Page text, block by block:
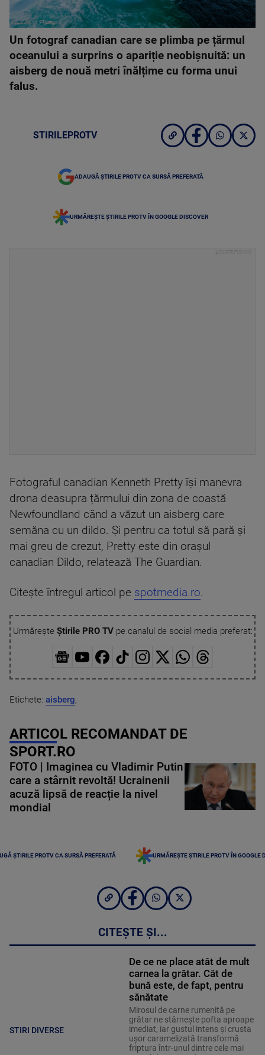
Un fotograf canadian care se plimba pe țărmul
oceanului a surprins o apariție neobișnuită: un
aisberg de nouă metri înălțime cu forma unui
falus.
STIRILEPROTV
ADAUGĂ ȘTIRILE PROTV CA SURSĂ PREFERATĂ
URMĂREȘTE ȘTIRILE PROTV ÎN GOOGLE DISCOVER
Fotograful canadian Kenneth Pretty își manevra
drona deasupra țărmului din zona de coastă
Newfoundland când a văzut un aisberg care
semăna cu un dildo. Și pentru ca totul să pară și
mai greu de crezut, Pretty este din orașul
canadian Dildo, relatează The Guardian.
Citește întregul articol pe spotmedia.ro.
Urmărește Știrile PRO TVpe canalul de social media preferat:
Etichete: aisberg,
ARTICOL RECOMANDAT DE
SPORT.RO
FOTO | Imaginea cu Vladimir Putin
care a stârnit revoltă! Ucrainenii
acuză lipsă de reacție la nivel
mondial
ȘTIRILE PROTV CA SURSĂ PREFERATĂ URMĂREȘTE ȘTIRILE PROTV ÎN GOOGLE
CITEȘTE ȘI...
STIRI DIVERSE
De ce ne place atât de mult
carnea la grătar. Cât de
bună este, de fapt, pentru
sănătate
Mirosul de carne rumenită pe
grătar ne stârnește pofta aproape
imediat, iar gustul intens și crusta
ușor caramelizată transformă
friptura într-unul dintre cele mai